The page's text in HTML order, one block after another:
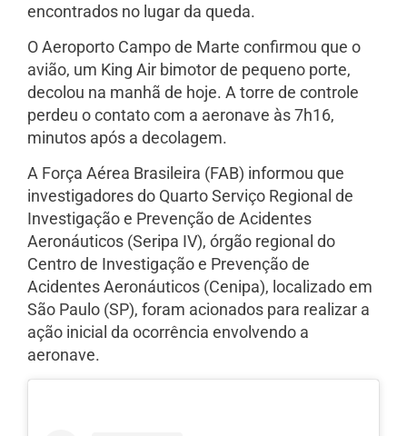
encontrados no lugar da queda.
O Aeroporto Campo de Marte confirmou que o
avião, um King Air bimotor de pequeno porte,
decolou na manhã de hoje. A torre de controle
perdeu o contato com a aeronave às 7h16,
minutos após a decolagem.
A Força Aérea Brasileira (FAB) informou que
investigadores do Quarto Serviço Regional de
Investigação e Prevenção de Acidentes
Aeronáuticos (Seripa IV), órgão regional do
Centro de Investigação e Prevenção de
Acidentes Aeronáuticos (Cenipa), localizado em
São Paulo (SP), foram acionados para realizar a
ação inicial da ocorrência envolvendo a
aeronave.